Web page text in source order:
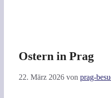
Ostern in Prag
22. März 2026 von prag-